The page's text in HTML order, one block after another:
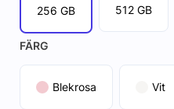
256 GB 512 GB
FÄRG
Blekrosa Vit